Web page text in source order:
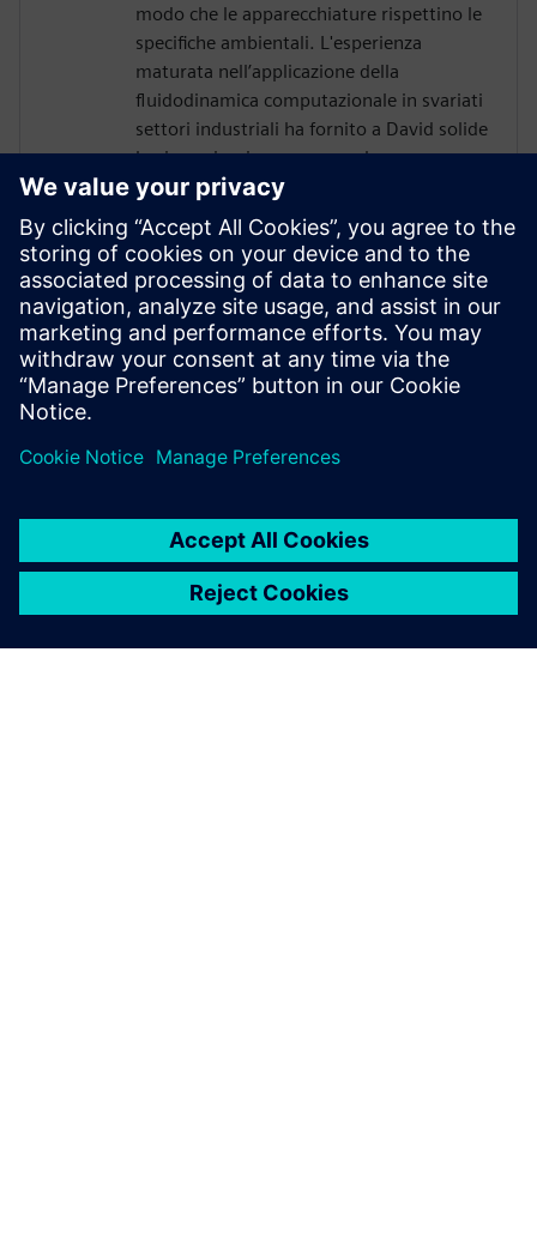
modo che le apparecchiature rispettino le
specifiche ambientali. L'esperienza
maturata nell’applicazione della
fluidodinamica computazionale in svariati
settori industriali ha fornito a David solide
basi per riuscire a superare le numerose
sfide della simulazione dei processi di
separazione. Attualmente, si occupa del
coordinamento delle operazioni presso la
società di consulenza ingegneristica e
tecnologica Norton Straw, ruolo che
coinvolge un'ampia varietà di discipline
tecniche. David si occupa anche dello
sviluppo tecnico dell'azienda.